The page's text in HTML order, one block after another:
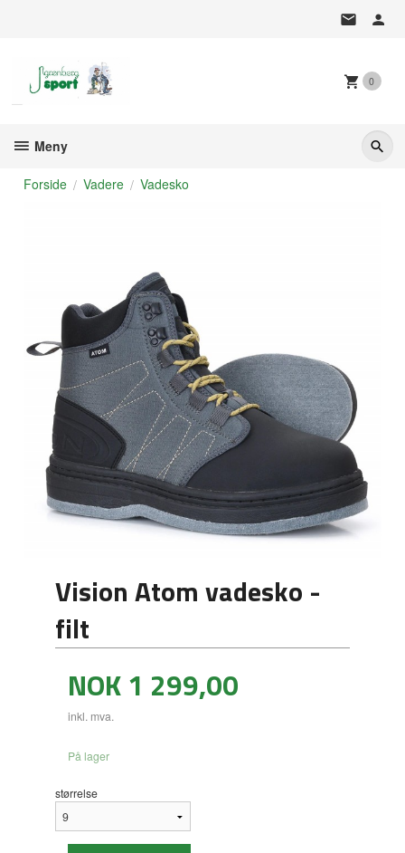
0
Meny
Forside Vadere Vadesko
Vision Atom vadesko -
filt
Pris
NOK1 299,00
inkl. mva.
På lager
størrelse